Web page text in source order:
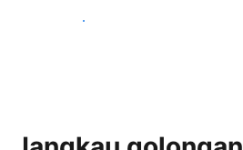
Mulakan hari ini